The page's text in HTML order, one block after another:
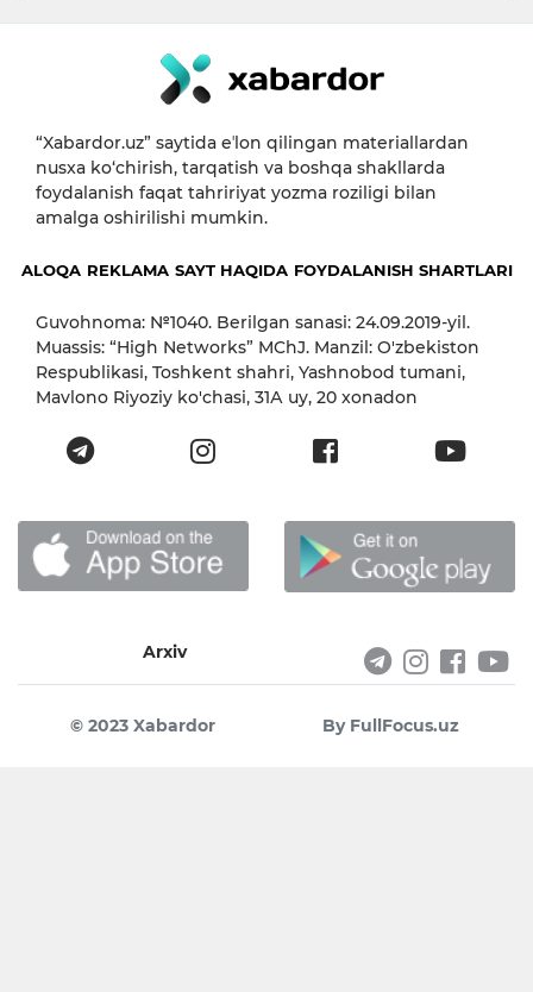
“Xabardor.uz” saytida eʼlon qilingan materiallardan
nusxa ko‘chirish, tarqatish va boshqa shakllarda
foydalanish faqat tahririyat yozma roziligi bilan
amalga oshirilishi mumkin.
ALOQA REKLAMA SAYT HAQIDA FOYDALANISH SHARTLARI
Guvohnoma: №1040. Berilgan sanasi: 24.09.2019-yil.
Muassis: “High Networks” MChJ. Manzil: O'zbekiston
Respublikasi, Toshkent shahri, Yashnobod tumani,
Mavlono Riyoziy ko'chasi, 31А uy, 20 xonadon
Arxiv
© 2023 Xabardor By FullFocus.uz